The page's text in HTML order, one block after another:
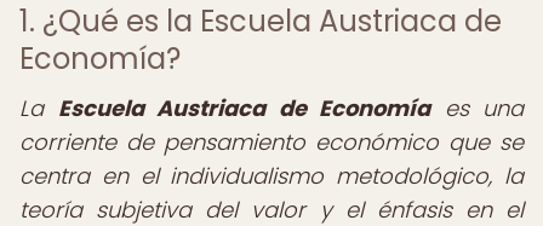
1. ¿Qué es la Escuela Austriaca de
Economía?
La Escuela Austriaca de Economíaes una
corriente de pensamiento económico que se
centra en el individualismo metodológico, la
teoría subjetiva del valor y el énfasis en el